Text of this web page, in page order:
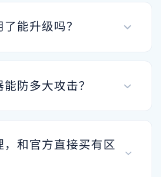
能升级吗？
防多大攻击？
，和官方直接买有区